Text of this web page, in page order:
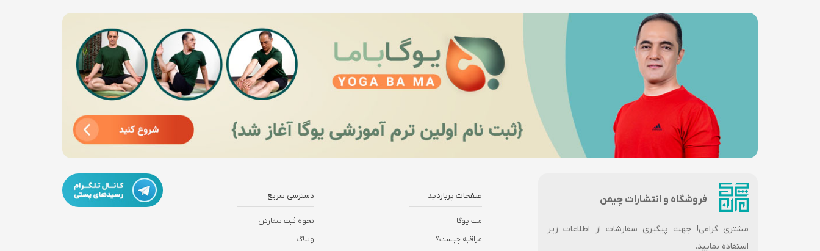
فروشگاه و انتشارات چیمن
مشتری گرامی! جهت پیگیری سفارشات از اطلاعات زیر
استفاده نمایید.
صفحات پربازدید
مت یوگا
مراقبه چیست؟
دسترسی سریع
نحوه ثبت سفارش
وبلاگ